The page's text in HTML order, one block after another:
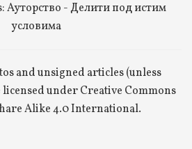
Ауторство - Делити под истим
условима
and unsigned articles (unless
under Creative Commons
Alike 4.0 International.